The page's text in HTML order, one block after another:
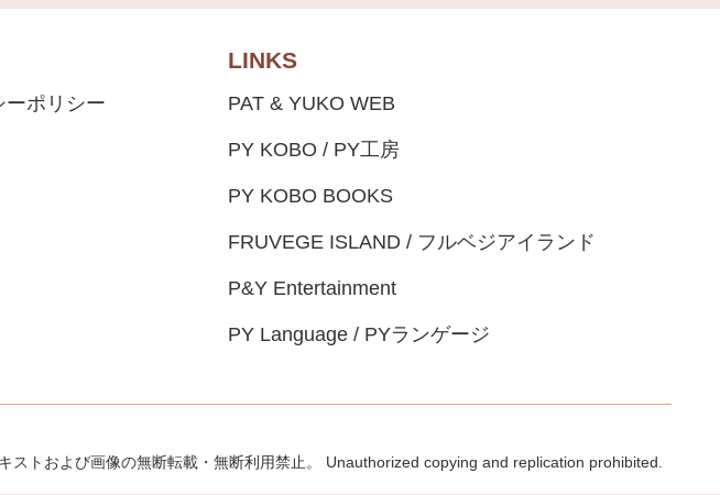
ーポリシー
LINKS
PAT & YUKO WEB
PY KOBO / PY工房
PY KOBO BOOKS
FRUVEGE ISLAND / フルベジアイランド
P&Y Entertainment
PY Language / PYランゲージ
ストおよび画像の無断転載・無断利用禁止。 Unauthorized copying and replication prohibited.